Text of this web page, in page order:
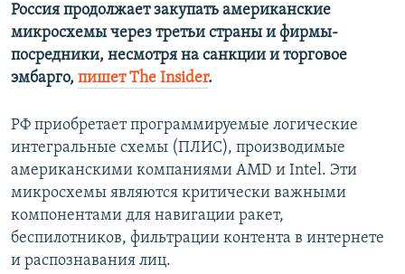
поискуИНФОГРАФИКА
ТЕЛЕПРОЕКТ КРЫМ.РЕАЛИИ
СОВЕТЫ ПРАВОЗАЩИТНИКОВ
ПОБЕДИТЕЛЕЙ НЕ СУДЯТ?
КРЫМ.НЕПОКОРЕННЫЙ
УКРАИНСКАЯ ПРОБЛЕМА КРЫМА
КАК ОБОЙТИ БЛОКИРОВКУ
Українською
Qırımtatar
Все сайты RFE/RL
Россия продолжает закупать американские
микросхемы через третьи страны и фирмы-
посредники, несмотря на санкции и торговое
эмбарго, пишет The Insider.
РФ приобретает программируемые логические
интегральные схемы (ПЛИС), производимые
американскими компаниями AMD и Intel. Эти
микросхемы являются критически важными
компонентами для навигации ракет,
беспилотников, фильтрации контента в интернете
и распознавания лиц.